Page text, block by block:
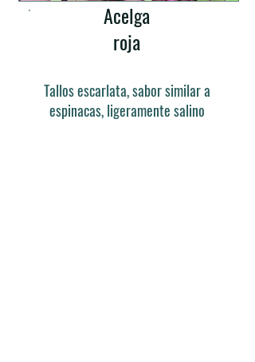
Acelga
roja
Tallos escarlata, sabor similar a
espinacas, ligeramente salino